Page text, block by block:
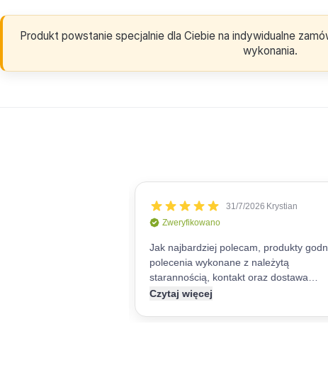
Produkt powstanie specjalnie dla Ciebie na indywidualne
wykonania.